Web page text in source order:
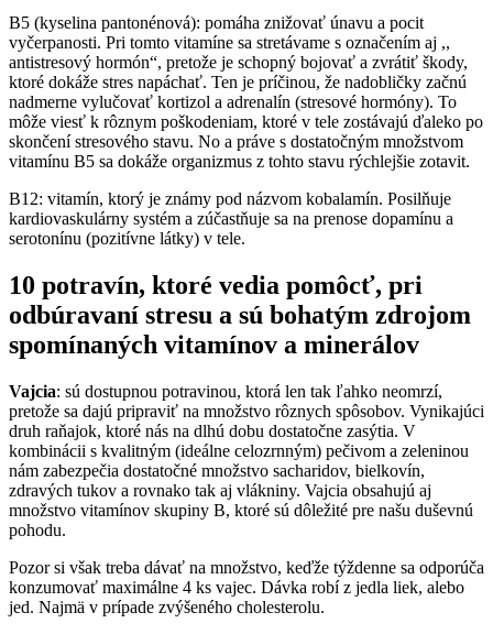
B5 (kyselina pantonénová): pomáha znižovať únavu a pocit
vyčerpanosti. Pri tomto vitamíne sa stretávame s označením aj ,,
antistresový hormón“, pretože je schopný bojovať a zvrátiť škody,
ktoré dokáže stres napáchať. Ten je príčinou, že nadobličky začnú
nadmerne vylučovať kortizol a adrenalín (stresové hormóny). To
môže viesť k rôznym poškodeniam, ktoré v tele zostávajú ďaleko po
skončení stresového stavu. No a práve s dostatočným množstvom
vitamínu B5 sa dokáže organizmus z tohto stavu rýchlejšie zotavit.
B12: vitamín, ktorý je známy pod názvom kobalamín. Posilňuje
kardiovaskulárny systém a zúčastňuje sa na prenose dopamínu a
serotonínu (pozitívne látky) v tele.
10 potravín, ktoré vedia pomôcť, pri
odbúravaní stresu a sú bohatým zdrojom
spomínaných vitamínov a minerálov
Vajcia: sú dostupnou potravinou, ktorá len tak ľahko neomrzí,
pretože sa dajú pripraviť na množstvo rôznych spôsobov. Vynikajúci
druh raňajok, ktoré nás na dlhú dobu dostatočne zasýtia. V
kombinácii s kvalitným (ideálne celozrnným) pečivom a zeleninou
nám zabezpečia dostatočné množstvo sacharidov, bielkovín,
zdravých tukov a rovnako tak aj vlákniny. Vajcia obsahujú aj
množstvo vitamínov skupiny B, ktoré sú dôležité pre našu duševnú
pohodu.
Pozor si však treba dávať na množstvo, keďže týždenne sa odporúča
konzumovať maximálne 4 ks vajec. Dávka robí z jedla liek, alebo
jed. Najmä v prípade zvýšeného cholesterolu.